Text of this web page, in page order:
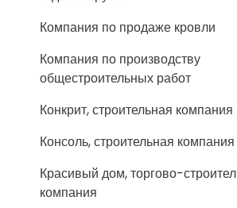
Компания по продаже кровли
Компания по производству
общестроительных работ
Конкрит, строительная компания
Консоль, строительная компания
Красивый дом, торгово-
компания